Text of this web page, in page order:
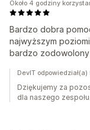
Bardzo dobra
najwyższym
bardzo zodowolony
Około 4 godziny
DevIT
Dziękujemy za
dla naszego zespołu.